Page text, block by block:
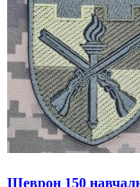
Шеврон 150